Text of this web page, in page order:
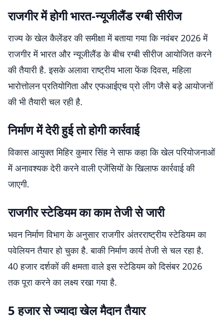
राजगीर में होगी भारत-न्यूजीलैंड रग्बी सीरीज
राज्य के खेल कैलेंडर की समीक्षा में बताया गया कि नवंबर 2026 में
राजगीर में भारत और न्यूजीलैंड के बीच रग्बी सीरीज आयोजित करने
की तैयारी है. इसके अलावा राष्ट्रीय भाला फेंक दिवस, महिला
भारोत्तोलन प्रतियोगिता और एफआईएच प्रो लीग जैसे बड़े आयोजनों
की भी तैयारी चल रही है.
निर्माण में देरी हुई तो होगी कार्रवाई
विकास आयुक्त मिहिर कुमार सिंह ने साफ कहा कि खेल परियोजनाओं
में अनावश्यक देरी करने वाली एजेंसियों के खिलाफ कार्रवाई की
जाएगी.
राजगीर स्टेडियम का काम तेजी से जारी
भवन निर्माण विभाग के अनुसार राजगीर अंतरराष्ट्रीय स्टेडियम का
पवेलियन तैयार हो चुका है. बाकी निर्माण कार्य तेजी से चल रहा है.
40 हजार दर्शकों की क्षमता वाले इस स्टेडियम को दिसंबर 2026
तक पूरा करने का लक्ष्य रखा गया है.
5 हजार से ज्यादा खेल मैदान तैयार